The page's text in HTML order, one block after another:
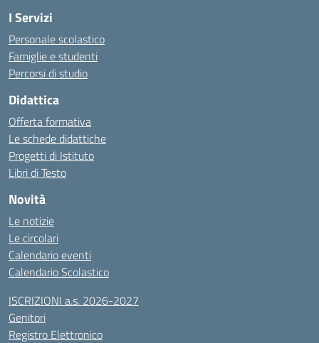
I Servizi
Personale scolastico
Famiglie e studenti
Percorsi di studio
Didattica
Offerta formativa
Le schede didattiche
Progetti di Istituto
Libri di Testo
Novità
Le notizie
Le circolari
Calendario eventi
Calendario Scolastico
ISCRIZIONI a.s. 2026-2027
Genitori
Registro Elettronico